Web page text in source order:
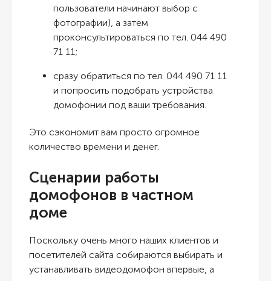
пользователи начинают выбор с
фотографии), а затем
проконсультироваться по тел. 044 490
71 11;
сразу обратиться по тел. 044 490 71 11
и попросить подобрать устройства
домофонии под ваши требования.
Это сэкономит вам просто огромное
количество времени и денег.
Сценарии работы
домофонов в частном
доме
Поскольку очень много наших клиентов и
посетителей сайта собираются выбирать и
устанавливать видеодомофон впервые, а